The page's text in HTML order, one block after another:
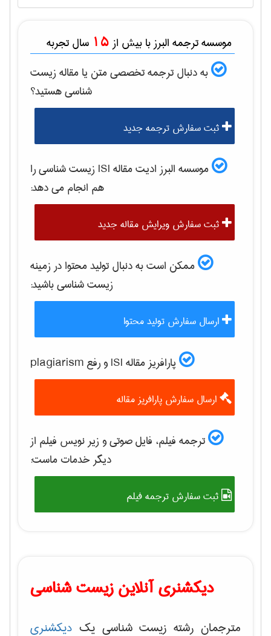
موسسه ترجمه البرز با بیش از 15 سال تجربه
به دنبال ترجمه تخصصی متن یا مقالهزيست
شناسیهستید؟
ثبت سفارش ترجمه جدید
موسسه البرز ادیت مقاله ISI زيست شناسیرا
هم انجام می دهد:
ثبت سفارش ویرایش مقاله جدید
ممکن است به دنبال تولید محتوا در زمینه
زيست شناسیباشید:
ارسال سفارش تولید محتوا
پارافریز مقاله ISI و رفع plagiarism
ارسال سفارش پارافریز مقاله
ترجمه فیلم، فایل صوتی و زیر نویس فیلم از
دیگر خدمات ماست:
ثبت سفارش ترجمه فیلم
دیکشنری آنلاین زیست شناسی
مترجمان رشته زیست شناسی یک دیکشنری